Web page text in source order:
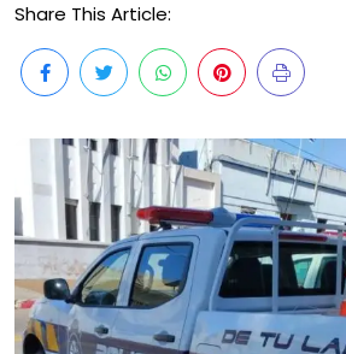
Share This Article: